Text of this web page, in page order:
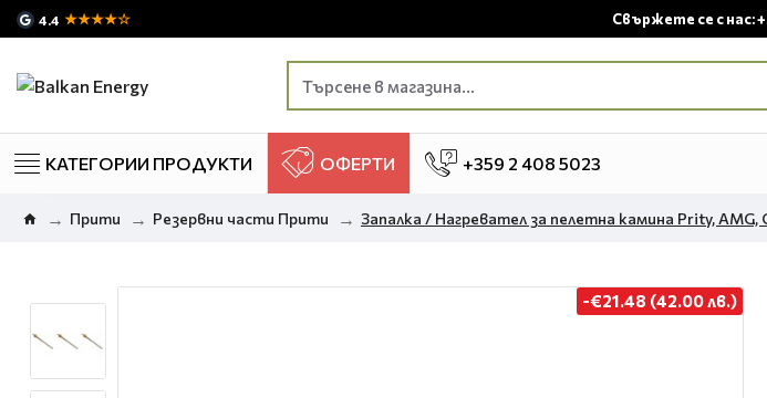
4.4 ★★★★☆ Свържете се с нас:
КАТЕГОРИИ ПРОДУКТИ ОФЕРТИ +359 2 408 5023
Прити Резервни части Прити Запалка / Нагревател за пелетна камина Prity,
-€21.48 (42.00 лв.)